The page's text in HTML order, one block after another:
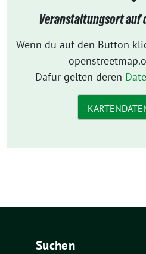
Veranstaltungsort auf
Wenn du auf den Button
Dafür gelten deren
Suchen